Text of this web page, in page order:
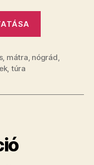
felett”
, mátra, nógrád,
, túra